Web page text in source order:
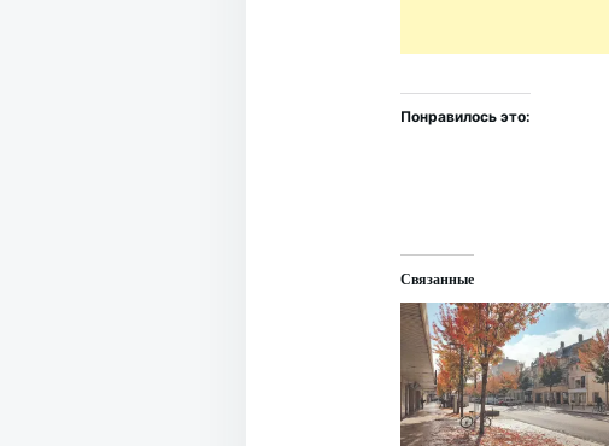
Понравилось это:
Связанные